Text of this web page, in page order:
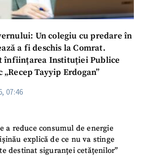
Un colegiu cu predare în
a fi deschis la Comrat.
înființarea Instituției Publice
Tayyip Erdogan”
07:46
a reduce consumul de energie
explică de ce nu va stinge
destinat siguranței cetățenilor”